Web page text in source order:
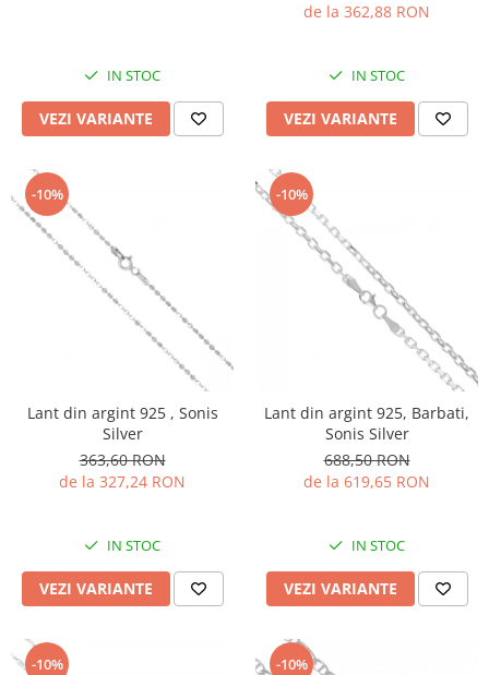
IN STOC
VEZI VARIANTE
de la 362,88 RON
IN STOC
VEZI VARIANTE
-10%
Lant din argint 925 , Sonis
Silver
363,60 RON
de la 327,24 RON
IN STOC
VEZI VARIANTE
-10%
Lant din argint 925, Barbati,
Sonis Silver
688,50 RON
de la 619,65 RON
IN STOC
VEZI VARIANTE
-10% -10%